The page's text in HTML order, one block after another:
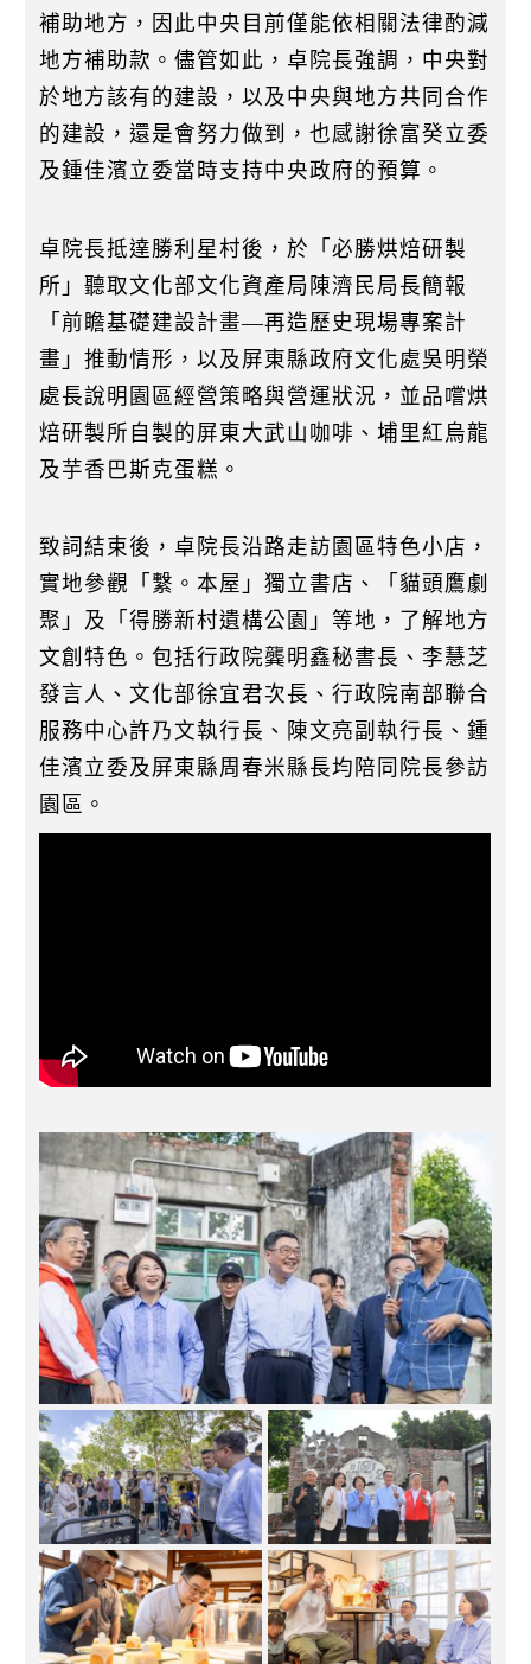
補助地方，因此中央目前僅能依相關法律酌減
地方補助款。儘管如此，卓院長強調，中央對
於地方該有的建設，以及中央與地方共同合作
的建設，還是會努力做到，也感謝徐富癸立委
及鍾佳濱立委當時支持中央政府的預算。
卓院長抵達勝利星村後，於「必勝烘焙研製
所」聽取文化部文化資產局陳濟民局長簡報
「前瞻基礎建設計畫—再造歷史現場專案計
畫」推動情形，以及屏東縣政府文化處吳明榮
處長說明園區經營策略與營運狀況，並品嚐烘
焙研製所自製的屏東大武山咖啡、埔里紅烏龍
及芋香巴斯克蛋糕。
致詞結束後，卓院長沿路走訪園區特色小店，
實地參觀「繫。本屋」獨立書店、「貓頭鷹劇
聚」及「得勝新村遺構公園」等地，了解地方
文創特色。包括行政院龔明鑫秘書長、李慧芝
發言人、文化部徐宜君次長、行政院南部聯合
服務中心許乃文執行長、陳文亮副執行長、鍾
佳濱立委及屏東縣周春米縣長均陪同院長參訪
園區。